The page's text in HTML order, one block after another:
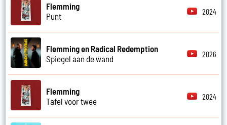
Flemming
Punt
2024
Flemming en Radical Redemption
Spiegel aan de wand
2026
Flemming
Tafel voor twee
2024